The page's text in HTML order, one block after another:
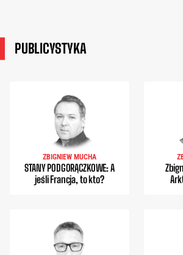
PUBLICYSTYKA
ZBIGNIEW MUCHA
STANY PODGORĄCZKOWE: A
jeśli Francja, to kto?